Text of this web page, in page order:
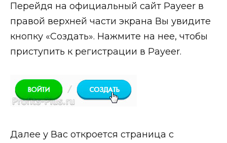
Перейдя на официальный сайт Payeer в
правой верхней части экрана Вы увидите
кнопку «Создать». Нажмите на нее, чтобы
приступить к регистрации в Payeer.
Далее у Вас откроется страница с